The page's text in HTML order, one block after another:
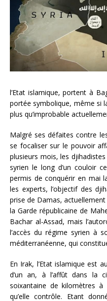
l’Etat islamique, portent à
portée symbolique, même si
plus qu’improbable
Malgré ses défaites contre
se focaliser sur le pouvoir
plusieurs mois, les
syrien le long d’un couloir
permis de conquérir en mai
les experts, l’objectif des
prise de Damas,
la Garde républicaine de
Bachar al-Assad, mais
l’accès du régime syrien à
méditerranéenne, qui
En Irak, l’Etat islamique est
d’un an, à l’affût dans la
soixantaine de kilomètres à
qu’elle contrôle. Etant